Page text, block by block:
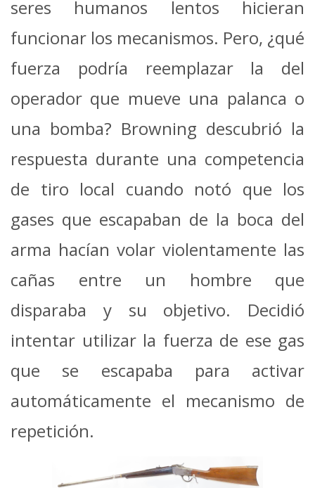
seres humanos lentos hicieran
funcionar los mecanismos. Pero, ¿qué
fuerza podría reemplazar la del
operador que mueve una palanca o
una bomba? Browning descubrió la
respuesta durante una competencia
de tiro local cuando notó que los
gases que escapaban de la boca del
arma hacían volar violentamente las
cañas entre un hombre que
disparaba y su objetivo. Decidió
intentar utilizar la fuerza de ese gas
que se escapaba para activar
automáticamente el mecanismo de
repetición.